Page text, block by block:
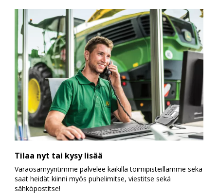
Tilaa nyt tai kysy lisää
Varaosamyyntimme palvelee kaikilla toimipisteillämme sekä
saat heidät kiinni myös puhelimitse, viestitse sekä
sähköpostitse!